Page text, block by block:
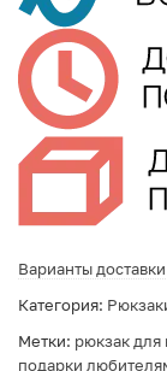
Варианты доставки
Категория:
Метки: рюкзак для
подарки